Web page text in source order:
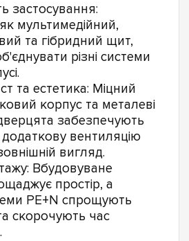
застосування:
мультимедійний,
та гібридний щит,
різні системи
та естетика: Міцний
корпус та металеві
забезпечують
додаткову вентиляцію
вигляд.
Вбудовуване
простір, а
PE+N спрощують
скорочують час